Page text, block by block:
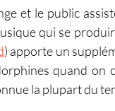
et le public
qui se
) apporte un
quand
la plupart du